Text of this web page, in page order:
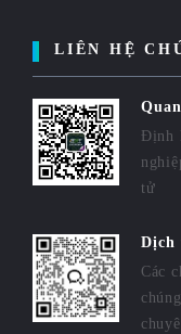
LIÊN HỆ
Định
tử
Dịch
Các